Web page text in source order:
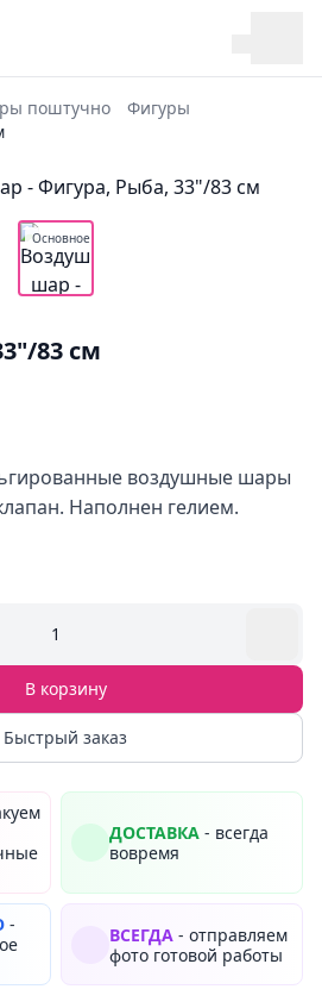
поштучно
Фигуры
Основное
83 см
воздушные шары
Наполнен гелием.
1
В корзину
Быстрый заказ
ДОСТАВКА - всегда
вовремя
-
ВСЕГДА - отправляем
фото готовой работы